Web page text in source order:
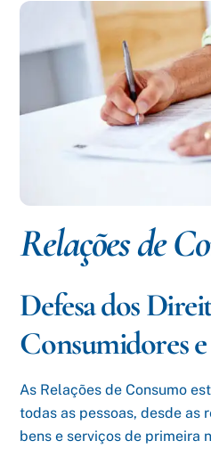
Relações de
Defesa dos
Consumidores
As Relações de Consumo
todas as pessoas, desde as
bens e serviços de primeira